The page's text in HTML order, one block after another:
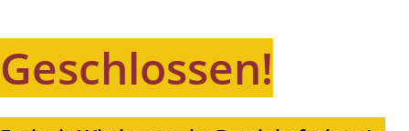
Geschlossen!